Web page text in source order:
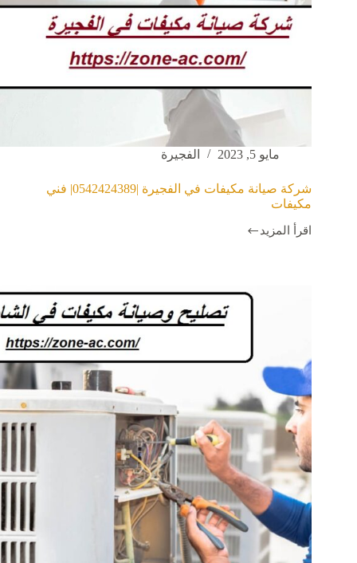
مايو 5, 2023 الفجيرة
شركة صيانة مكيفات في الفجيرة |0542424389| فني
مكيفات
اقرأ المزيد
شركة